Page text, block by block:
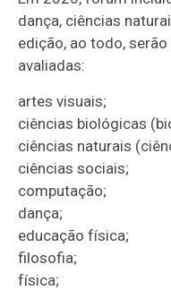
dança, ciências
edição, ao todo,
avaliadas:
artes visuais;
ciências biológicas
ciências naturais
ciências sociais;
computação;
dança;
educação física;
filosofia;
física;